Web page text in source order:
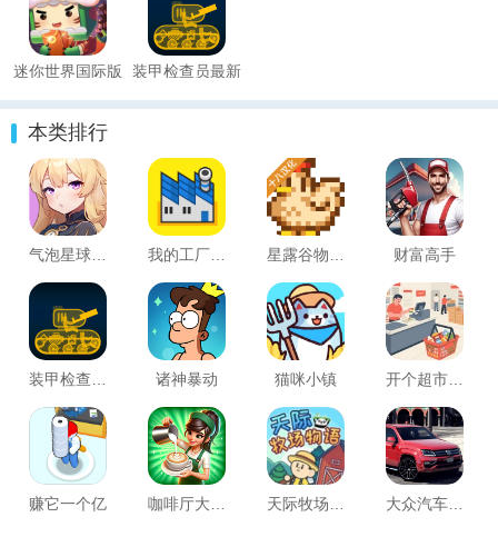
Tycoon)
迷你世界国际版
装甲检查员最新
版(Armor
本类排行
气泡星球手机版 我的工厂大亨(My Factory Tycoon) 星露谷物语联机版(Stardew Valley) 财富高手
装甲检查员最新版(Armor Inspector) 诸神暴动 猫咪小镇 开个超市赚钱
赚它一个亿 咖啡厅大作战中文版 天际牧场物语 大众汽车模拟器